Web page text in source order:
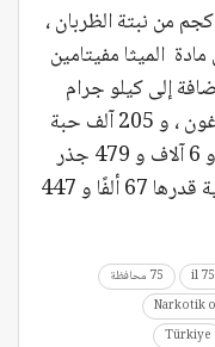
ل106 كجم من مادة الحشيش ، و 76 كجم من نبتة الظربان ،
،و59 كجم من مادة الميثا مفيتامين
إلى كيلو جرام
واحد من المواد الكيميائية ،وألف كابتاغون ، و 205 آلف حبة
إكستاسي ، و 420 ألف دواء صناعي ، و 6 آلاف و 479 جذر
من نبتة القنب ، كما تم ضبط مبالغ مالية قدرها 67 ألفًا و 447
75 il
75 محافظة
Narkotik
Türkiye